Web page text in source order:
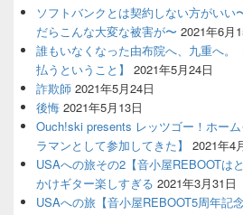
ソフトバンクとは契約しない方がいい
だらこんな大変な被害が〜 2021年6月
誰もいなくなった由布院へ、九重へ。
払うということ】
2021年5月24日
詐欺師 2021年5月24日
後悔 2021年5月13日
Ouch!ski presents レッツゴー！ホー
ラマンとして参加してきた】
2021年4
USAへの旅その2【音小屋REBOOTは
かけギター楽しすぎる 2021年3月31日
USAへの旅【音小屋REBOOT5周年記